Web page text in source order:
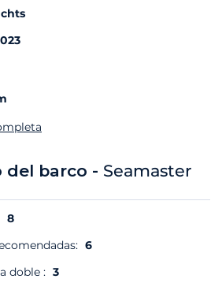
del barco - Seamaster
8
6
doble : 3